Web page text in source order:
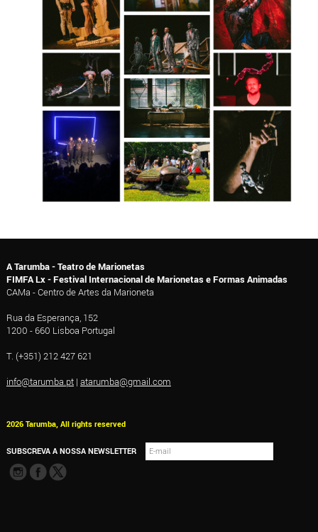
A Tarumba - Teatro de Marionetas
FIMFA Lx - Festival Internacional de Marionetas e Formas Animadas
CAMa - Centro de Artes da Marioneta
Rua da Esperança, 152
1200 - 660 Lisboa Portugal
T. (+351) 212 427 621
info@tarumba.pt| atarumba@gmail.com
2026 Tarumba, All rights reserved
SUBSCREVA A NOSSA NEWSLETTER